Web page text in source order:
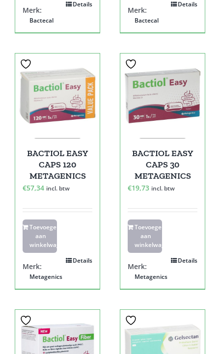
Details
Merk:
Bactecal
Details
Merk:
Bactecal
BACTIOL EASY
CAPS 120
METAGENICS
€57,34 incl. btw
Toevoegen
aan
winkelwagen
Details
Merk:
Metagenics
BACTIOL EASY
CAPS 30
METAGENICS
€19,73 incl. btw
Toevoegen
aan
winkelwagen
Details
Merk:
Metagenics